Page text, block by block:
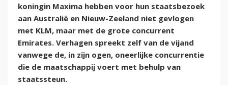
koningin Maxima hebben voor hun staatsbezoek
aan Australië en Nieuw-Zeeland niet gevlogen
met KLM, maar met de grote concurrent
Emirates. Verhagen spreekt zelf van de vijand
vanwege de, in zijn ogen, oneerlijke concurrentie
die de maatschappij voert met behulp van
staatssteun.